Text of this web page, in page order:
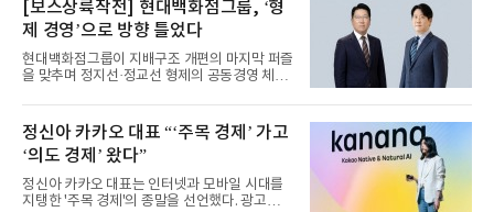
[보스상륙작전] 현대백화점그룹, ‘형
제 경영’으로 방향 틀었다
현대백화점그룹이 지배구조 개편의 마지막 퍼즐
을 맞추며 정지선·정교선 형제의 공동경영 체제
정신아 카카오 대표 “‘주목 경제’ 가고
‘의도 경제’ 왔다”
정신아 카카오 대표는 인터넷과 모바일 시대를
지탱한 '주목 경제'의 종말을 선언했다. 광고를